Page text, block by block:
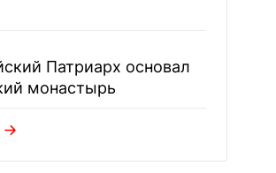
Патриарх основал
монастырь